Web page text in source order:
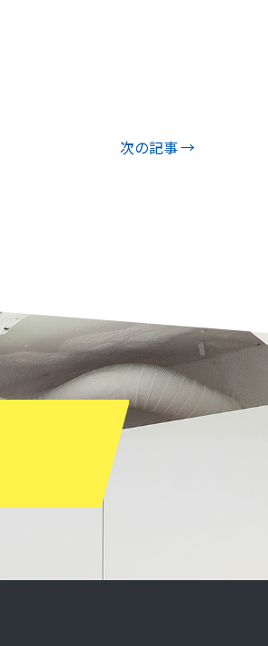
次の記事